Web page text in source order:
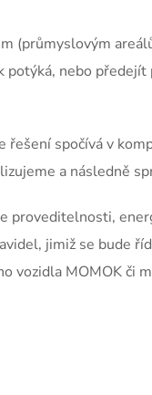
(průmyslovým
nebo
spočívá v
a následně
proveditelnosti,
jimiž se bude
vozidla MOMOK či